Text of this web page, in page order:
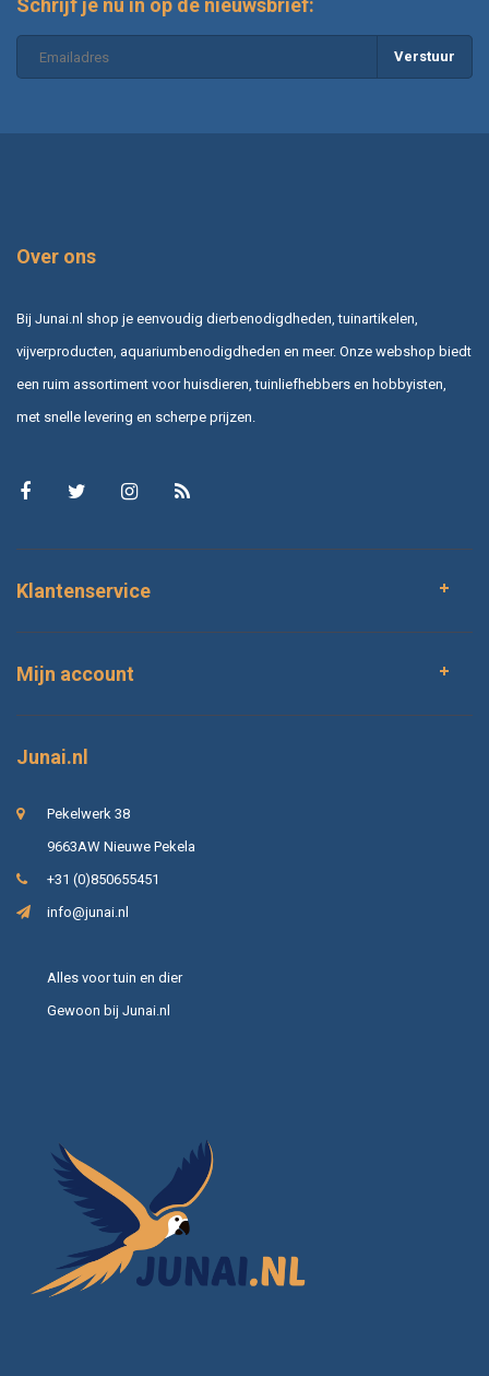
Schrijf je nu in op de nieuwsbrief:
Verstuur
Over ons
Bij Junai.nl shop je eenvoudig dierbenodigdheden, tuinartikelen,
vijverproducten, aquariumbenodigdheden en meer. Onze webshop biedt
een ruim assortiment voor huisdieren, tuinliefhebbers en hobbyisten,
met snelle levering en scherpe prijzen.
Klantenservice
Mijn account
Junai.nl
Pekelwerk 38
9663AW Nieuwe Pekela
+31 (0)850655451
info@junai.nl
Alles voor tuin en dier
Gewoon bij Junai.nl